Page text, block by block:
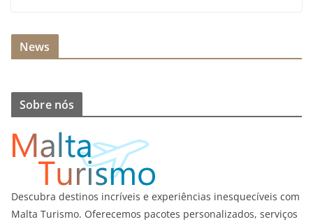
News
Sobre nós
Descubra destinos incríveis e experiências inesquecíveis com
Malta Turismo. Oferecemos pacotes personalizados, serviços